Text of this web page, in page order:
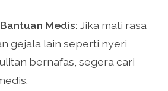
Medis: Jika mati rasa
gejala lain seperti nyeri
bernafas, segera cari